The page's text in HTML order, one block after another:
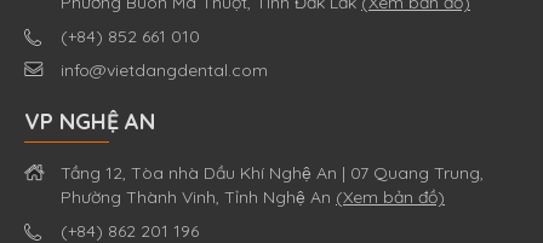
(+84) 852 661 010
info@vietdangdental.com
VP NGHỆ AN
Tầng 12, Tòa nhà Dầu Khí Nghệ An | 07 Quang Trung,
Phường Thành Vinh, Tỉnh Nghệ An (Xem bản đồ)
(+84) 862 201 196